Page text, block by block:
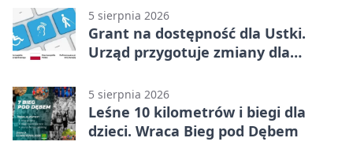
5 sierpnia 2026
Grant na dostępność dla Ustki.
Urząd przygotuje zmiany dla
5 sierpnia 2026
Leśne 10 kilometrów i biegi dla
dzieci. Wraca Bieg pod Dębem